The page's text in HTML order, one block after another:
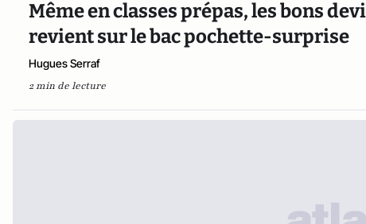
Même en classes prépas, les bons
revient sur le bac pochette-surprise
Hugues Serraf
2 min de lecture